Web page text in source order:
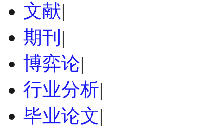
文献|
期刊 |
博弈论|
行业分析|
毕业论文|